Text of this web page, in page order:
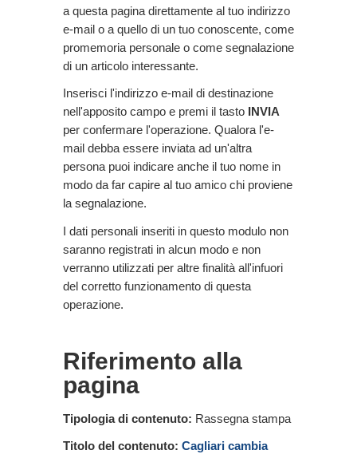
a questa pagina direttamente al tuo indirizzo
e-mail o a quello di un tuo conoscente, come
promemoria personale o come segnalazione
di un articolo interessante.
Inserisci l'indirizzo e-mail di destinazione
nell'apposito campo e premi il tasto INVIA
per confermare l'operazione. Qualora l'e-
mail debba essere inviata ad un'altra
persona puoi indicare anche il tuo nome in
modo da far capire al tuo amico chi proviene
la segnalazione.
I dati personali inseriti in questo modulo non
saranno registrati in alcun modo e non
verranno utilizzati per altre finalità all'infuori
del corretto funzionamento di questa
operazione.
Riferimento alla
pagina
Tipologia di contenuto: Rassegna stampa
Titolo del contenuto: Cagliari cambia